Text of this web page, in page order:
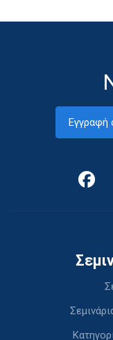
Εγγραφή